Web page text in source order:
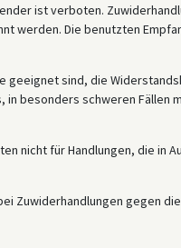
ist verboten.
werden. Die benutzten
geeignet sind, die
besonders schweren Fällen
nicht für Handlungen, die in
Zuwiderhandlungen gegen